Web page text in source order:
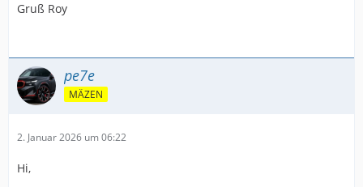
Gruß Roy
pe7e
MÄZEN
2. Januar 2026 um 06:22
Hi,